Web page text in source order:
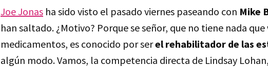
Joe Jonas ha sido visto el pasado viernes paseando con Mike
han saltado. ¿Motivo? Porque se señor, que no tiene nada
medicamentos, es conocido por serel rehabilitador de las
algún modo. Vamos, la competencia directa de Lindsay